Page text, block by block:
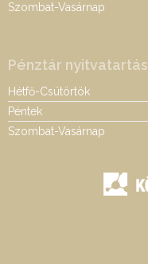
Szombat-Vasárnap
Pénztár nyitvatartás
Hétfő-Csütörtök
Péntek
Szombat-Vasárnap